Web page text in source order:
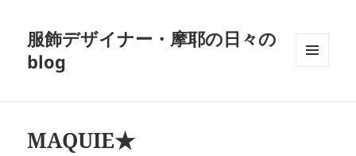
服飾デザイナー・摩耶の日々の
blog
MAQUIE★